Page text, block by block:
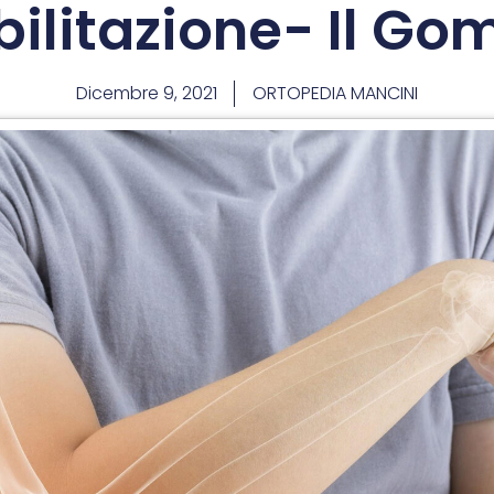
Il
Dicembre 9, 2021 ORTOPEDIA MANCINI